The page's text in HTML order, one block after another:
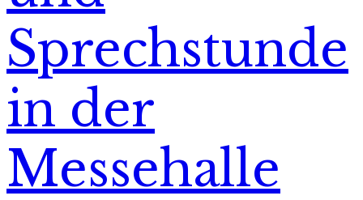
Sprechstunde
in der
Messehalle